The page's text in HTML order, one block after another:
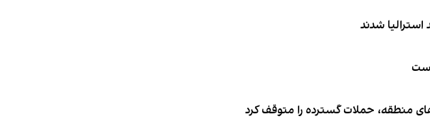
منطقه، حملات گسترده را متوقف کرد